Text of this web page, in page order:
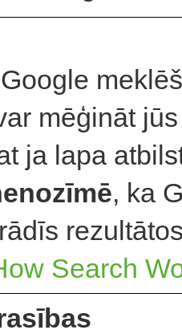
mēģināt
ja lapa
, ka
Search